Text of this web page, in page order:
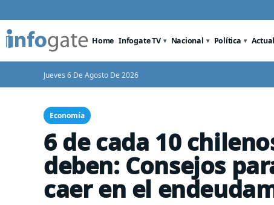
Home Infogate TV Nacional Política
Jueves 6 De Agosto De 2026
Economía
6 de cada 10
deben: Consejos
caer en el